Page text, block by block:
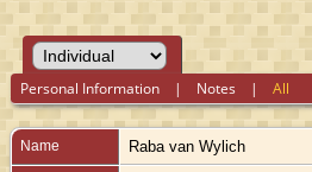
Personal Information | Notes |All
Name Raba van Wylich